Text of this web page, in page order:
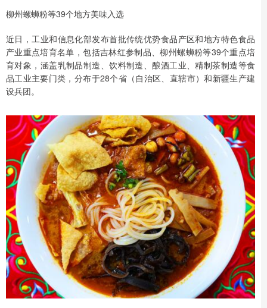
柳州螺蛳粉等39个地方美味入选
近日，工业和信息化部发布首批传统优势食品产区和地方特色食品
产业重点培育名单，包括吉林红参制品、柳州螺蛳粉等39个重点培
育对象，涵盖乳制品制造、饮料制造、酿酒工业、精制茶制造等食
品工业主要门类，分布于28个省（自治区、直辖市）和新疆生产建
设兵团。